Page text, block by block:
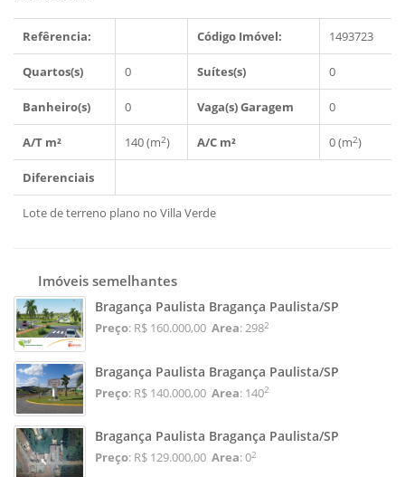
Refêrencia: Código Imóvel: 1493723
Quartos(s) 0 Suítes(s) 0
Banheiro(s) 0 Vaga(s) Garagem 0
A/T m² 140 (m2) A/C m² 0 (m2)
Diferenciais
Lote de terreno plano no Villa Verde
Imóveis semelhantes
Bragança Paulista Bragança Paulista/SP
Preço: R$ 160.000,00 Area: 2982
Bragança Paulista Bragança Paulista/SP
Preço: R$ 140.000,00 Area: 1402
Bragança Paulista Bragança Paulista/SP
Preço: R$ 129.000,00 Area: 02